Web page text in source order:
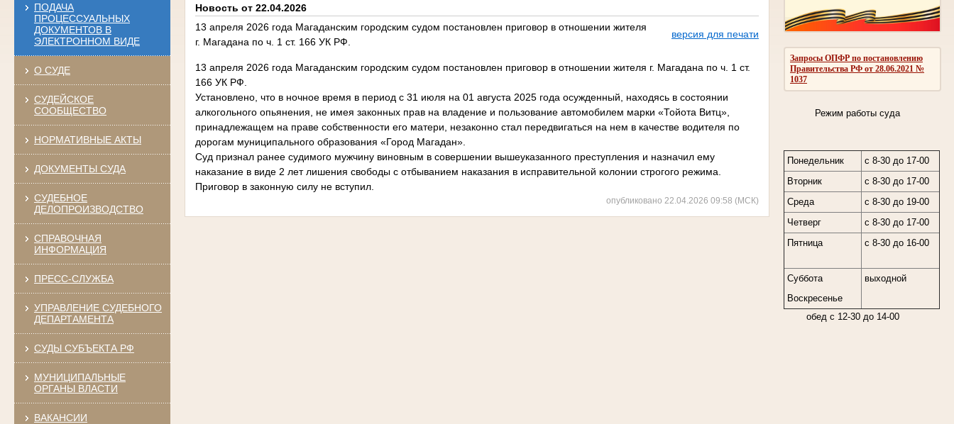
ПОДАЧА
ПРОЦЕССУАЛЬНЫХ
ДОКУМЕНТОВ В
ЭЛЕКТРОННОМ ВИДЕ
О СУДЕ
СУДЕЙСКОЕ
СООБЩЕСТВО
НОРМАТИВНЫЕ АКТЫ
ДОКУМЕНТЫ СУДА
СУДЕБНОЕ
ДЕЛОПРОИЗВОДСТВО
СПРАВОЧНАЯ
ИНФОРМАЦИЯ
ПРЕСС-СЛУЖБА
УПРАВЛЕНИЕ СУДЕБНОГО
ДЕПАРТАМЕНТА
СУДЫ СУБЪЕКТА РФ
МУНИЦИПАЛЬНЫЕ
ОРГАНЫ ВЛАСТИ
ВАКАНСИИ
Запросы ОПФР по постановлению
Правительства РФ от 28.06.2021 №
1037
Режим работы суда
Понедельник
с 8-30 до 17-00
Вторник
с 8-30 до 17-00
Среда
с 8-30 до 19-00
Четверг
с 8-30 до 17-00
Пятница
с 8-30 до 16-00
Суббота
Воскресенье
выходной
обед с 12-30 до 14-00
Новость от 22.04.2026
13 апреля 2026 года Магаданским городским судом постановлен приговор в отношении жителя
г. Магадана по ч. 1 ст. 166 УК РФ.
версия для печати
13 апреля 2026 года Магаданским городским судом постановлен приговор в отношении жителя г. Магадана по ч. 1 ст.
166 УК РФ.
Установлено, что в ночное время в период с 31 июля на 01 августа 2025 года осужденный, находясь в состоянии
алкогольного опьянения, не имея законных прав на владение и пользование автомобилем марки «Тойота Витц»,
принадлежащем на праве собственности его матери, незаконно стал передвигаться на нем в качестве водителя по
дорогам муниципального образования «Город Магадан».
Суд признал ранее судимого мужчину виновным в совершении вышеуказанного преступления и назначил ему
наказание в виде 2 лет лишения свободы с отбыванием наказания в исправительной колонии строгого режима.
Приговор в законную силу не вступил.
опубликовано 22.04.2026 09:58 (МСК)